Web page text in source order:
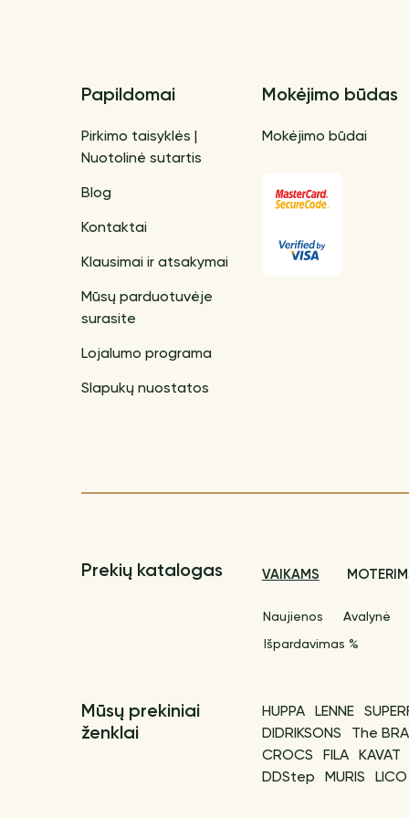
Papildomai
Pirkimo taisyklės |
Nuotolinė sutartis
Blog
Kontaktai
Klausimai ir atsakymai
Mūsų parduotuvėje
surasite
Lojalumo programa
Slapukų nuostatos
Mokėjimo būdas
Mokėjimo būdai
Prekių katalogas VAIKAMS
Naujienos Avalynė
Išpardavimas %
Mūsų prekiniai
ženklai
HUPPA LENNE
DIDRIKSONS
The
CROCS
FILA KAVAT
DDStep
MURIS LICO